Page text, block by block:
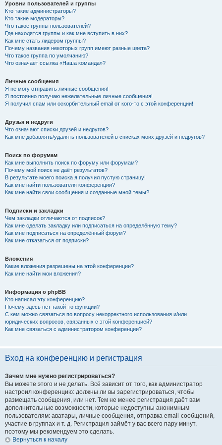
Уровни пользователей и группы
Кто такие администраторы?
Кто такие модераторы?
Что такое группы пользователей?
Где находятся группы и как мне вступить в них?
Как мне стать лидером группы?
Почему названия некоторых групп имеют разные цвета?
Что такое группа по умолчанию?
Что означает ссылка «Наша команда»?
Личные сообщения
Я не могу отправить личные сообщения!
Я постоянно получаю нежелательные личные сообщения!
Я получил спам или оскорбительный email от кого-то с этой конференции!
Друзья и недруги
Что означают списки друзей и недругов?
Как мне добавлять/удалять пользователей в списках моих друзей и недругов?
Поиск по форумам
Как мне выполнить поиск по форуму или форумам?
Почему мой поиск не даёт результатов?
В результате моего поиска я получил пустую страницу!
Как мне найти пользователя конференции?
Как мне найти свои сообщения и созданные мной темы?
Подписки и закладки
Чем закладки отличаются от подписок?
Как мне сделать закладку или подписаться на определённую тему?
Как мне подписаться на определённый форум?
Как мне отказаться от подписки?
Вложения
Какие вложения разрешены на этой конференции?
Как мне найти мои вложения?
Информация о phpBB
Кто написал эту конференцию?
Почему здесь нет такой-то функции?
С кем можно связаться по вопросу некорректного использования и/или
юридических вопросов, связанных с этой конференцией?
Как мне связаться с администратором конференции?
Вход на конференцию и регистрация
Зачем мне нужно регистрироваться?
Вы можете этого и не делать. Всё зависит от того, как администратор
настроил конференцию: должны ли вы зарегистрироваться, чтобы
размещать сообщения, или нет. Тем не менее регистрация даёт вам
дополнительные возможности, которые недоступны анонимным
пользователям: аватары, личные сообщения, отправка email-сообщений,
участие в группах и т. д. Регистрация займёт у вас всего пару минут,
поэтому мы рекомендуем это сделать.
Вернуться к началу